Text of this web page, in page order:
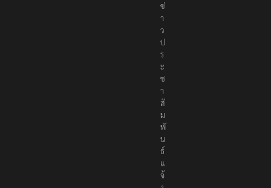
ข่
า
ว
ป
ร
ะ
ช
า
สั
ม
พั
น
ธ์
แ
จ้